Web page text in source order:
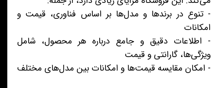
- تنوع در برندها و مدل‌ها بر اساس فناوری، قیمت و
امکانات
- اطلاعات دقیق و جامع درباره هر محصول، شامل
ویژگی‌ها، گارانتی و قیمت
- امکان مقایسه قیمت‌ها و امکانات بین مدل‌های مختلف